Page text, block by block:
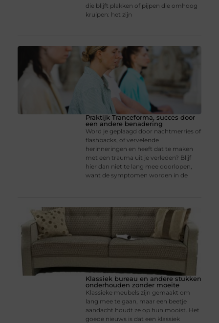
die blijft plakken of pijpen die omhoog
kruipen: het zijn
Praktijk Tranceforma, succes door
een andere benadering
Word je geplaagd door nachtmerries of
flashbacks, of vervelende
herinneringen en heeft dat te maken
met een trauma uit je verleden? Blijf
hier dan niet te lang mee doorlopen,
want de symptomen worden in de
Klassiek bureau en andere stukken
onderhouden zonder moeite
Klassieke meubels zijn gemaakt om
lang mee te gaan, maar een beetje
aandacht houdt ze op hun mooist. Het
goede nieuws is dat een klassiek